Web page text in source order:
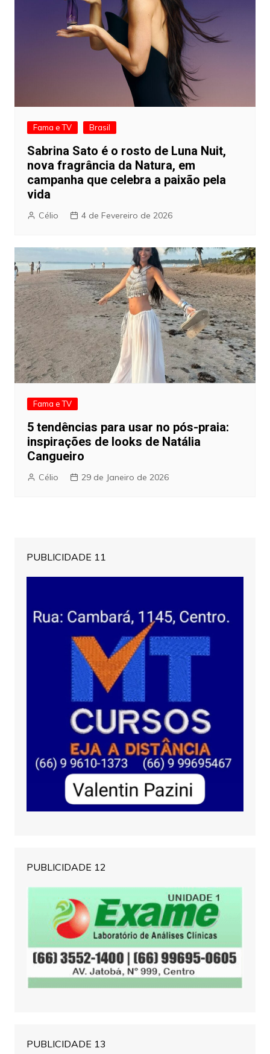
Fama e TV Brasil
Sabrina Sato é o rosto de Luna Nuit,
nova fragrância da Natura, em
campanha que celebra a paixão pela
vida
Célio 4 de Fevereiro de 2026
Fama e TV
5 tendências para usar no pós-praia:
inspirações de looks de Natália
Cangueiro
Célio 29 de Janeiro de 2026
PUBLICIDADE 11
PUBLICIDADE 12
PUBLICIDADE 13